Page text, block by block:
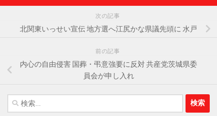
次の記事
北関東いっせい宣伝 地方選へ江尻かな県議先頭に 水戸
前の記事
内心の自由侵害 国葬・弔意強要に反対 共産党茨城県委
員会が申し入れ
検
索: